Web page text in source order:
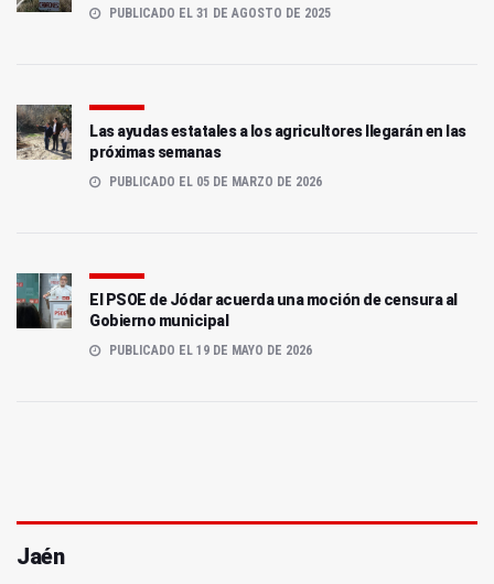
PUBLICADO EL 31 DE AGOSTO DE 2025
Las ayudas estatales a los agricultores llegarán en las
próximas semanas
PUBLICADO EL 05 DE MARZO DE 2026
El PSOE de Jódar acuerda una moción de censura al
Gobierno municipal
PUBLICADO EL 19 DE MAYO DE 2026
Jaén